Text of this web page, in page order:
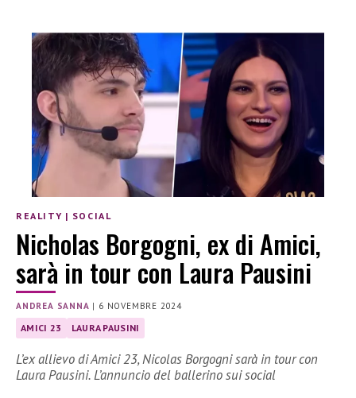
REALITY | SOCIAL
Nicholas Borgogni, ex di Amici,
sarà in tour con Laura Pausini
ANDREA SANNA | 6 NOVEMBRE 2024
AMICI 23 LAURA PAUSINI
L’ex allievo di Amici 23, Nicolas Borgogni sarà in tour con
Laura Pausini. L’annuncio del ballerino sui social